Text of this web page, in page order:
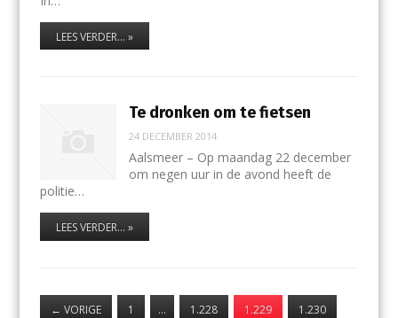
LEES VERDER... »
Te dronken om te fietsen
24 DECEMBER 2014
Aalsmeer – Op maandag 22 december
om negen uur in de avond heeft de
politie…
LEES VERDER... »
← VORIGE 1 … 1.228 1.229
1.230